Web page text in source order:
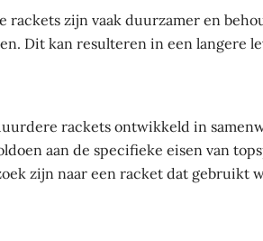
rackets zijn vaak duurzamer en
Dit kan resulteren in een langere
rackets ontwikkeld in
aan de specifieke eisen van
zijn naar een racket dat gebruikt